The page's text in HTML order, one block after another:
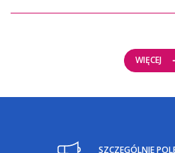
WIĘCEJ
SZCZEGÓLNIE